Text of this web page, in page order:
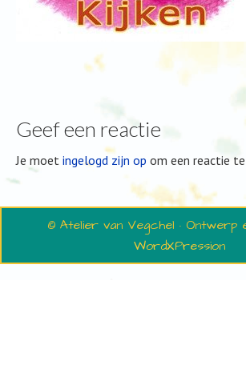
Geef een reactie
Je moet ingelogd zijn op om een reactie
© Atelier van Vegchel · Ontwerp
WordXPression